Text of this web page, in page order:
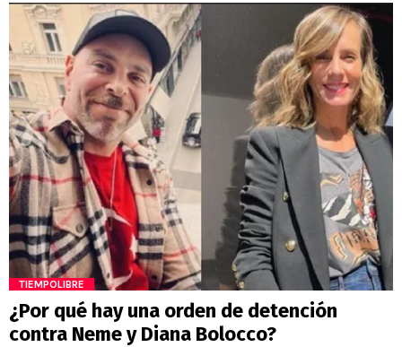
TIEMPOLIBRE
¿Por qué hay una orden de detención
contra Neme y Diana Bolocco?